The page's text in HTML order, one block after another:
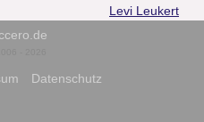
Levi Leukert
Datenschutz